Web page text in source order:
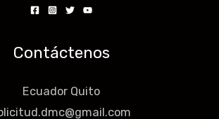
Contáctenos
Ecuador Quito